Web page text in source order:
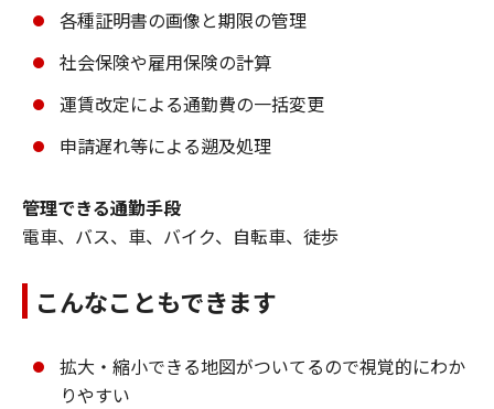
各種証明書の画像と期限の管理
社会保険や雇用保険の計算
運賃改定による通勤費の一括変更
申請遅れ等による遡及処理
管理できる通勤手段
電車、バス、車、バイク、自転車、徒歩
こんなこともできます
拡大・縮小できる地図がついてるので視覚的にわか
りやすい